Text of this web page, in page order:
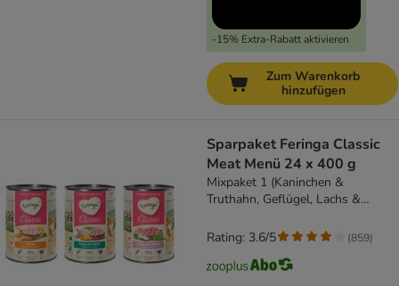
-15% Extra-Rabatt aktivieren
Zum Warenkorb
hinzufügen
Sparpaket Feringa Classic
Meat Menü 24 x 400 g
Mixpaket 1 (Kaninchen &
Truthahn, Geflügel, Lachs &
Rating: 3.6/5 (859)